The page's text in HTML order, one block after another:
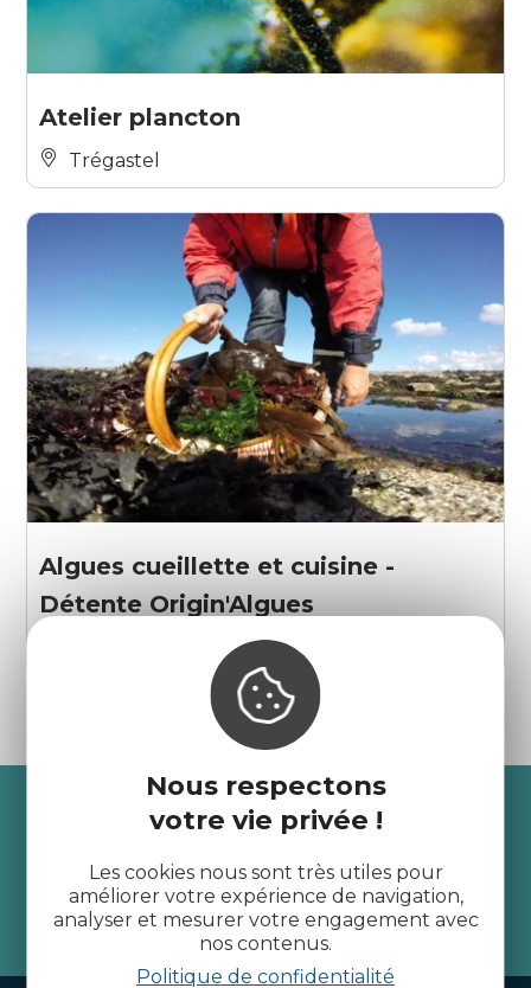
Nous respectons
votre vie privée !
Les cookies nous sont très utiles pour
améliorer votre expérience de navigation,
analyser et mesurer votre engagement avec
nos contenus.
Politique de confidentialité
Atelier plancton
Trégastel
Algues cueillette et cuisine -
Détente Origin'Algues
Recevez l’actualité des
Côtes d’Armor
je m'abonne